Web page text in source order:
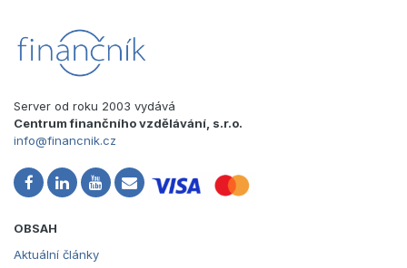
Server od roku 2003 vydává
Centrum finančního vzdělávání, s.r.o.
info@financnik.cz
OBSAH
Aktuální články